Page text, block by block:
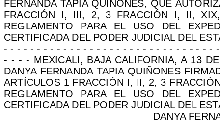
FERNANDA TAPIA QUIÑONES, QUE
FRACCIÓN I, III, 2, 3 FRACCIÓN I, II,
REGLAMENTO PARA EL USO DEL
CERTIFICADA DEL PODER JUDICIAL DEL
- - - - - - - - - - - - - - - - - - - - - - - - - - - - - - - -
- - - - MEXICALI, BAJA CALIFORNIA, A 13
DANYA FERNANDA TAPIA QUIÑONES
ARTÍCULOS 1 FRACCIÓN I, II, 2, 3
REGLAMENTO PARA EL USO DEL
CERTIFICADA DEL PODER JUDICIAL DEL
DANYA